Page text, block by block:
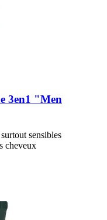
3en1 "Men
sensibles
cheveux